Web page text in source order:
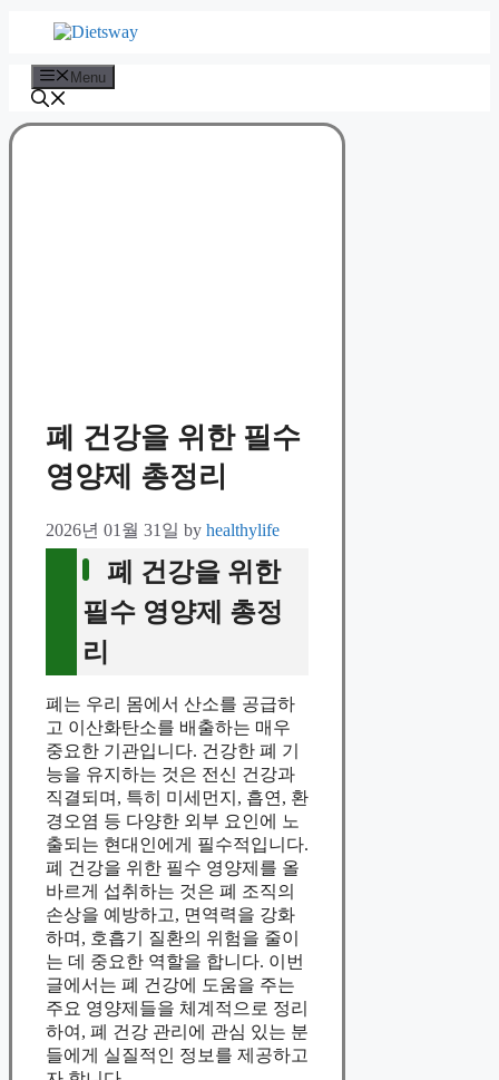
Menu
폐 건강을 위한 필수
영양제 총정리
2026년 01월 31일 by healthylife
폐 건강을 위한
필수 영양제 총정
리
폐는 우리 몸에서 산소를 공급하
고 이산화탄소를 배출하는 매우
중요한 기관입니다. 건강한 폐 기
능을 유지하는 것은 전신 건강과
직결되며, 특히 미세먼지, 흡연, 환
경오염 등 다양한 외부 요인에 노
출되는 현대인에게 필수적입니다.
폐 건강을 위한 필수 영양제를 올
바르게 섭취하는 것은 폐 조직의
손상을 예방하고, 면역력을 강화
하며, 호흡기 질환의 위험을 줄이
는 데 중요한 역할을 합니다. 이번
글에서는 폐 건강에 도움을 주는
주요 영양제들을 체계적으로 정리
하여, 폐 건강 관리에 관심 있는 분
들에게 실질적인 정보를 제공하고